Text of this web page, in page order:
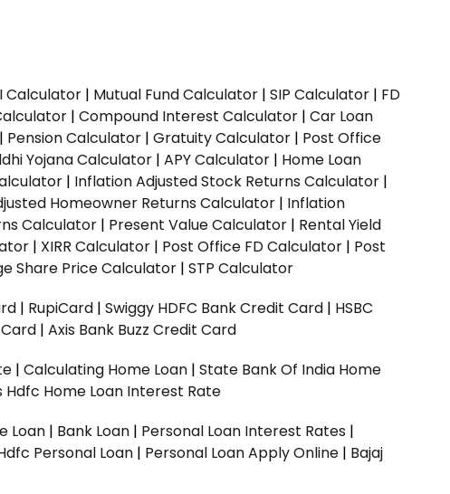
Calculator | Mutual Fund Calculator | SIP Calculator | FD
| Compound Interest Calculator | Car Loan
| Pension Calculator | Gratuity Calculator | Post Office
Yojana Calculator | APY Calculator | Home Loan
| Inflation Adjusted Stock Returns Calculator |
Homeowner Returns Calculator | Inflation
Calculator | Present Value Calculator | Rental Yield
| XIRR Calculator | Post Office FD Calculator | Post
Share Price Calculator | STP Calculator
| RupiCard | Swiggy HDFC Bank Credit Card | HSBC
Card | Axis Bank Buzz Credit Card
| Calculating Home Loan | State Bank Of India Home
Hdfc Home Loan Interest Rate
Loan | Bank Loan | Personal Loan Interest Rates |
Personal Loan | Personal Loan Apply Online | Bajaj